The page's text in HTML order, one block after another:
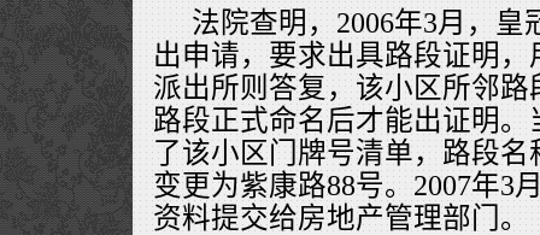
法院查明，2006年3月，
出申请，要求出具路段证明
派出所则答复，该小区所邻
路段正式命名后才能出证明
了该小区门牌号清单，路段
变更为紫康路88号。2007年3
资料提交给房地产管理部门。